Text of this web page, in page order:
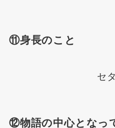
⑪身長のこと
セ
⑫物語の中心となっ